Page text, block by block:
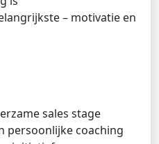
– motivatie en
sales stage
persoonlijke coaching